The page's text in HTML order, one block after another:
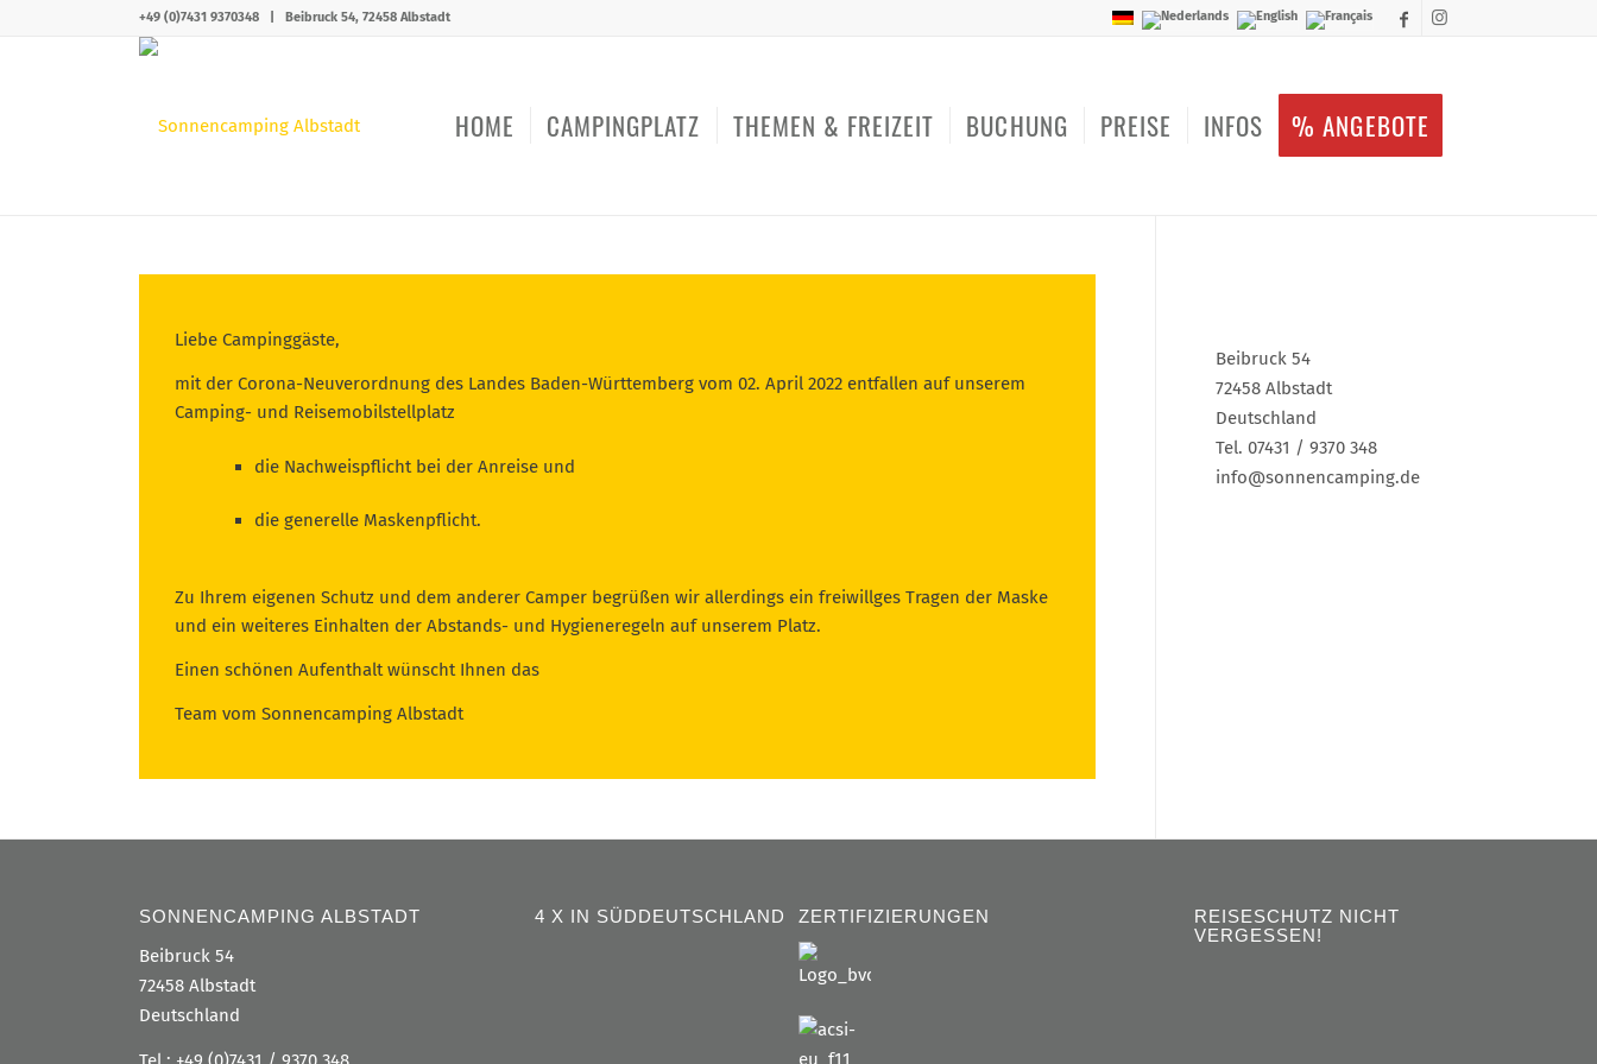
+49 (0)7431 9370348 |Beibruck 54, 72458 Albstadt
HOME CAMPINGPLATZ THEMEN & FREIZEIT BUCHUNG PREISE INFOS % ANGEBOTE
Liebe Campinggäste,
mit der Corona-Neuverordnung des Landes Baden-Württemberg vom 02. April 2022 entfallen auf unserem
Camping- und Reisemobilstellplatz
die Nachweispflicht bei der Anreise und
die generelle Maskenpflicht.
Zu Ihrem eigenen Schutz und dem anderer Camper begrüßen wir allerdings ein freiwillges Tragen der Maske
und ein weiteres Einhalten der Abstands- und Hygieneregeln auf unserem Platz.
Einen schönen Aufenthalt wünscht Ihnen das
Team vom Sonnencamping Albstadt
Beibruck 54
72458 Albstadt
Deutschland
Tel. 07431 / 9370 348
info@sonnencamping.de
SONNENCAMPING ALBSTADT
Beibruck 54
72458 Albstadt
Deutschland
4 X IN SÜDDEUTSCHLAND ZERTIFIZIERUNGEN
REISESCHUTZ NICHT
VERGESSEN!